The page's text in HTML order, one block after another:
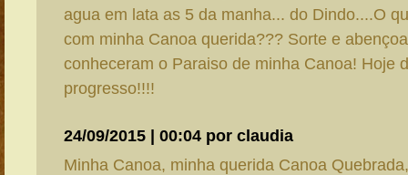
agua em lata as 5 da manha... do Dindo....O
com minha Canoa querida??? Sorte e
conheceram o Paraiso de minha Canoa! Hoje
progresso!!!!
24/09/2015 | 00:04 por claudia
Minha Canoa, minha querida Canoa